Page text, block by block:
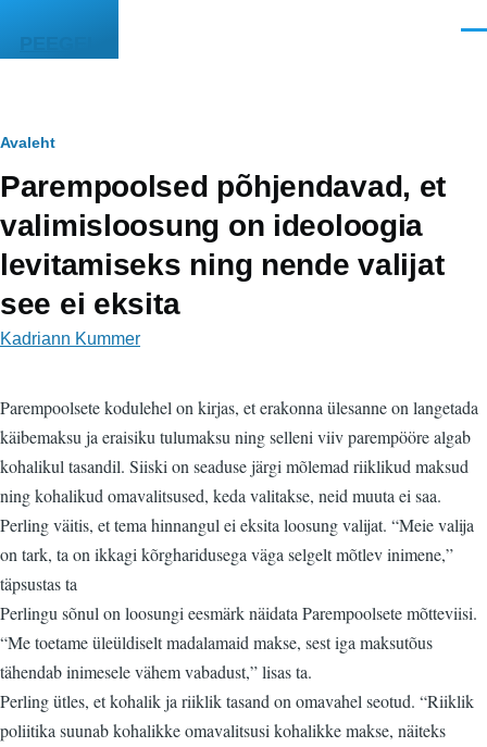
PEEGEL
Leivapuru
Avaleht
Parempoolsed põhjendavad, et
valimisloosung on ideoloogia
levitamiseks ning nende valijat
see ei eksita
Kadriann Kummer
Parempoolsete kodulehel on kirjas, et erakonna ülesanne on langetada
käibemaksu ja eraisiku tulumaksu ning selleni viiv parempööre algab
kohalikul tasandil. Siiski on seaduse järgi mõlemad riiklikud maksud
ning kohalikud omavalitsused, keda valitakse, neid muuta ei saa.
Perling väitis, et tema hinnangul ei eksita loosung valijat. “Meie valija
on tark, ta on ikkagi kõrgharidusega väga selgelt mõtlev inimene,”
täpsustas ta
Perlingu sõnul on loosungi eesmärk näidata Parempoolsete mõtteviisi.
“Me toetame üleüldiselt madalamaid makse, sest iga maksutõus
tähendab inimesele vähem vabadust,” lisas ta.
Perling ütles, et kohalik ja riiklik tasand on omavahel seotud. “Riiklik
poliitika suunab kohalikke omavalitsusi kohalikke makse, näiteks